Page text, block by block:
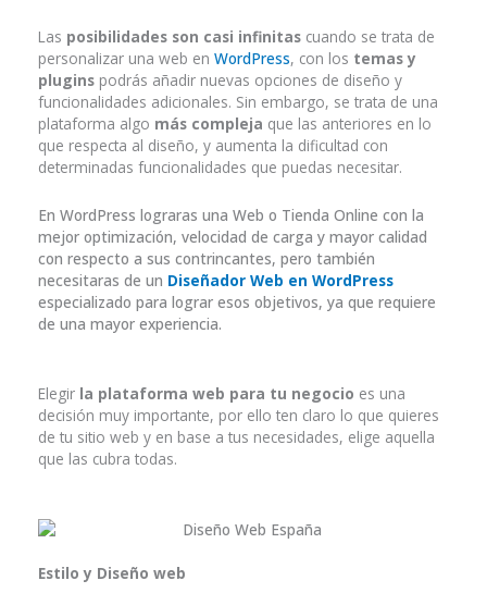
Las posibilidades son casi infinitas cuando se trata de
personalizar una web en WordPress, con los temas y
plugins podrás añadir nuevas opciones de diseño y
funcionalidades adicionales. Sin embargo, se trata de una
plataforma algo más compleja que las anteriores en lo
que respecta al diseño, y aumenta la dificultad con
determinadas funcionalidades que puedas necesitar.
En WordPress lograras una Web o Tienda Online con la
mejor optimización, velocidad de carga y mayor calidad
con respecto a sus contrincantes, pero también
necesitaras de un Diseñador Web en WordPress
especializado para lograr esos objetivos, ya que requiere
de una mayor experiencia.
Elegir la plataforma web para tu negocio es una
decisión muy importante, por ello ten claro lo que quieres
de tu sitio web y en base a tus necesidades, elige aquella
que las cubra todas.
Estilo y Diseño web